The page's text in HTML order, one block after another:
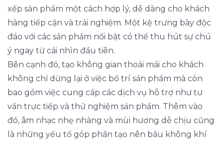
xếp sản phẩm một cách hợp lý, dễ dàng cho khách
hàng tiếp cận và trải nghiệm. Một kệ trưng bày độc
đáo với các sản phẩm nổi bật có thể thu hút sự chú
ý ngay từ cái nhìn đầu tiên.
Bên cạnh đó, tạo không gian thoải mái cho khách
không chỉ dừng lại ở việc bố trí sản phẩm mà còn
bao gồm việc cung cấp các dịch vụ hỗ trợ như tư
vấn trực tiếp và thử nghiệm sản phẩm. Thêm vào
đó, âm nhạc nhẹ nhàng và mùi hương dễ chịu cũng
là những yếu tố góp phần tạo nên bầu không khí